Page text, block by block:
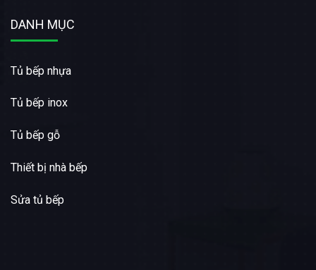
DANH MỤC
Tủ bếp nhựa
Tủ bếp inox
Tủ bếp gỗ
Thiết bị nhà bếp
Sửa tủ bếp